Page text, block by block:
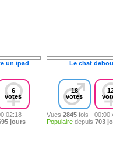
un ipad
6
votes
jours
Le chat
18
votes
Vues 2845 fois -
Populaire depuis 703